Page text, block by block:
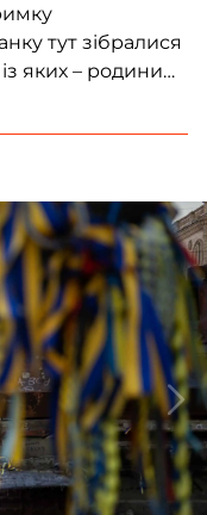
тут зібралися
яких – родини
чекаю. […]